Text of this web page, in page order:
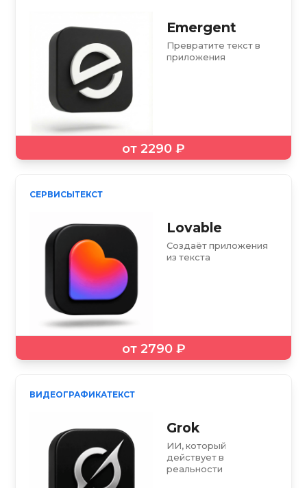
Emergent
Превратите текст в
приложения
от 2290 ₽
СЕРВИСЫТЕКСТ
Lovable
Создаёт приложения
из текста
от 2790 ₽
ВИДЕО ГРАФИКАТЕКСТ
Grok
ИИ, который
действует в
реальности